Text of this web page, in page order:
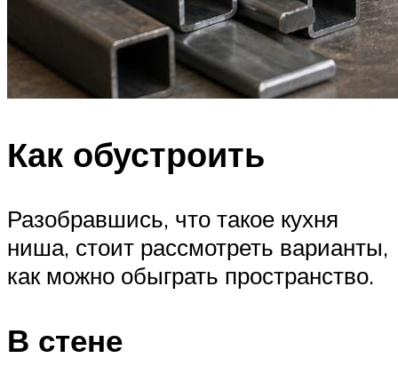
Как обустроить
Разобравшись, что такое кухня
ниша, стоит рассмотреть варианты,
как можно обыграть пространство.
В стене